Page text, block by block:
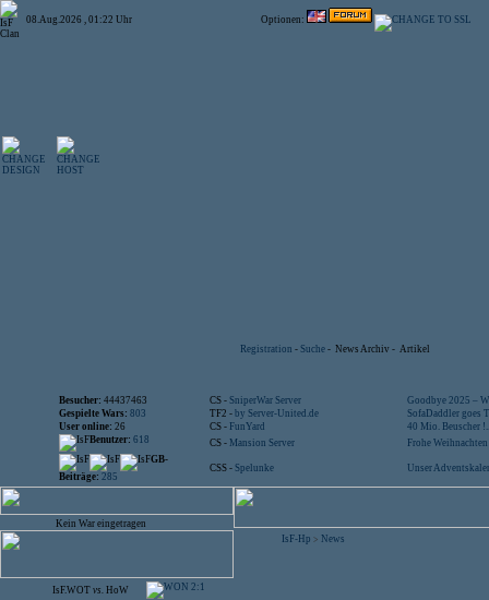
08.Aug.2026 , 01:22 Uhr Optionen:
Registration - Suche - News Archiv - Artikel
Besucher: 44437463 CS - SniperWar Server
Goodbye 2025 –
Gespielte Wars: 803 TF2 - by Server-United.de
SofaDaddler goes
User online: 26 CS - FunYard
40 Mio. Beuscher
Benutzer: 618 CS - Mansion Server
Frohe
GB-
Beiträge: 285
CSS - Spelunke Unser
Kein War eingetragen
IsF.WOT vs. HoW 2:1
IsF-Hp > News